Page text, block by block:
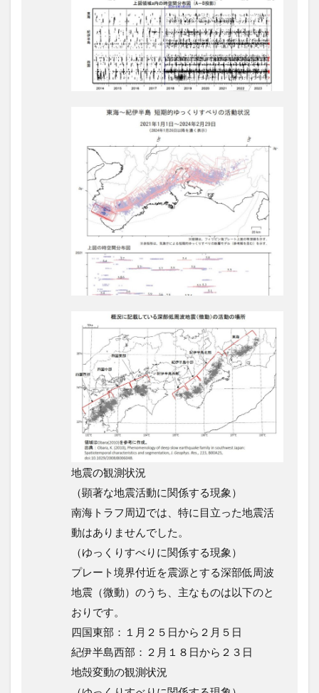
地震の観測状況
（顕著な地震活動に関係する現象）
南海トラフ周辺では、特に目立った地震活
動はありませんでした。
（ゆっくりすべりに関係する現象）
プレート境界付近を震源とする深部低周波
地震（微動）のうち、主なものは以下のと
おりです。
四国東部：１月２５日から２月５日
紀伊半島西部：２月１８日から２３日
地殻変動の観測状況